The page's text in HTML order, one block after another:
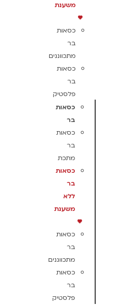
משענת
כסאות
בר
מתכווננים
כסאות
בר
פלסטיק
כסאות
בר
כסאות
בר
מתכת
כסאות
בר
ללא
משענת
כסאות
בר
מתכווננים
כסאות
בר
פלסטיק